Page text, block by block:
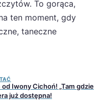
To gorąca,
ten moment, gdy
taneczne
Iwony Cichoń! „Tam gdzie
już dostępna!